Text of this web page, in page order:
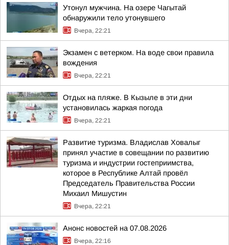
Утонул мужчина. На озере Чагытай
обнаружили тело утонувшего
Вчера, 22:21
Экзамен с ветерком. На воде свои правила
вождения
Вчера, 22:21
Отдых на пляже. В Кызыле в эти дни
установилась жаркая погода
Вчера, 22:21
Развитие туризма. Владислав Ховалыг
принял участие в совещании по развитию
туризма и индустрии гостеприимства,
которое в Республике Алтай провёл
Председатель Правительства России
Михаил Мишустин
Вчера, 22:21
Анонс новостей на 07.08.2026
Вчера, 22:16